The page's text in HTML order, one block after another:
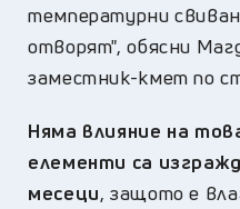
температурни
отворят", обясни
заместник-кмет по
Няма влияние на
елементи са
месеци, защото е